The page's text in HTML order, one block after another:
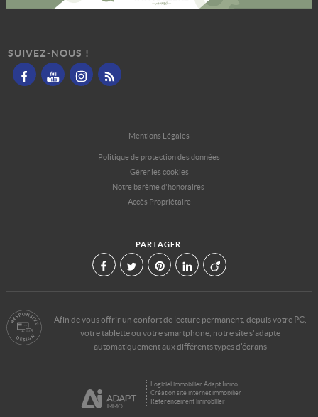
SUIVEZ-NOUS !
Mentions Légales
Politique de protection des données
Gérer les cookies
Notre barème d'honoraires
Accès Propriétaire
PARTAGER :
Afin de vous offrir un confort de lecture permanent, depuis votre PC,
votre tablette ou votre smartphone, notre site s'adapte
automatiquement aux différents types d'écrans
Logiciel immobilier Adapt Immo
Création site internet immobilier
Référencement immobilier